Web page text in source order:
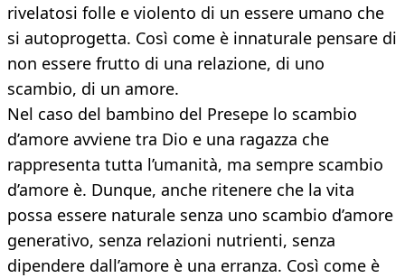
rivelatosi folle e violento di un essere umano che
si autoprogetta. Così come è innaturale pensare di
non essere frutto di una relazione, di uno
scambio, di un amore.
Nel caso del bambino del Presepe lo scambio
d’amore avviene tra Dio e una ragazza che
rappresenta tutta l’umanità, ma sempre scambio
d’amore è. Dunque, anche ritenere che la vita
possa essere naturale senza uno scambio d’amore
generativo, senza relazioni nutrienti, senza
dipendere dall’amore è una erranza. Così come è